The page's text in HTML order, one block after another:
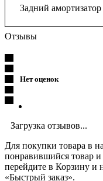
Задний амортизатор
Отзывы
Нет оценок
Загрузка отзывов...
Для покупки товара в
понравившийся товар и
перейдите в Корзину и
«Быстрый заказ».